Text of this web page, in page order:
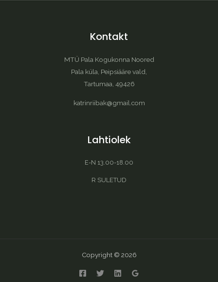
Kontakt
MTÜ Pala Kogukonna Noored
Pala küla, Peipsiääre vald,
Tartumaa, 49426
katrinriibak@gmail.com
Lahtiolek
E-N 13.00-18.00
R SULETUD
Copyright © 2026